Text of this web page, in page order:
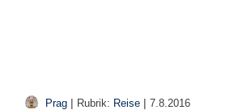
Prag | Rubrik: Reise | 7.8.2016